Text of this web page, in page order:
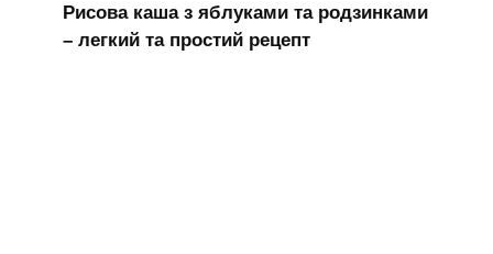
Рисова каша з яблуками та родзинками
– легкий та простий рецепт